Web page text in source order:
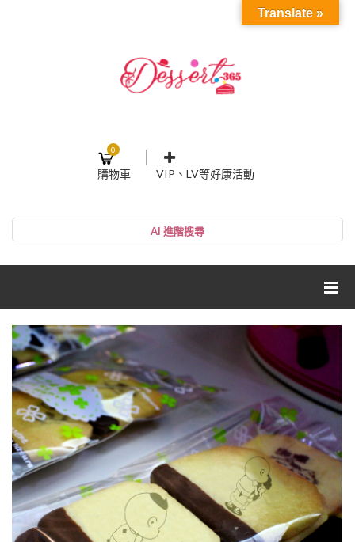
0
購物車 VIP、LV等好康活動
帳號
記住我
忘記密碼 註冊
網紅媽咪蛋糕心得分享
粉絲好康
加入甜點廚師接單平台
Translate »